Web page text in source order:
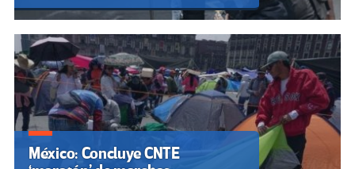
México: Concluye CNTE